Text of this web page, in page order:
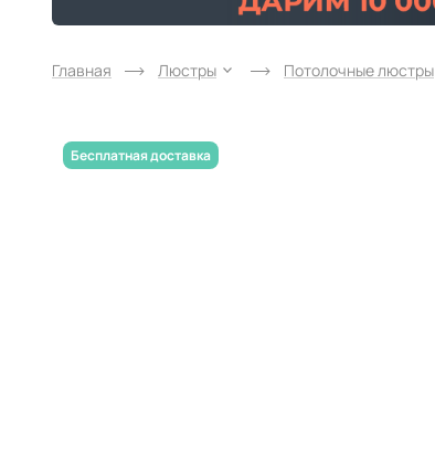
Главная Люстры Потолочные люстры